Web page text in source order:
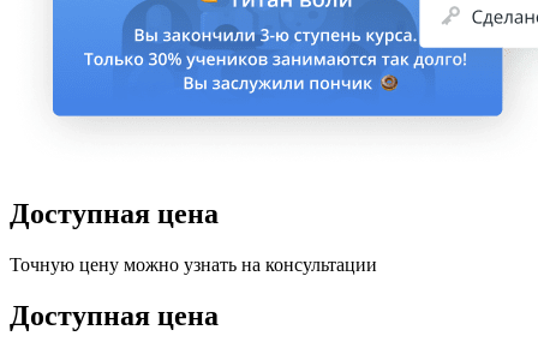
Доступная цена
Точную цену можно узнать на консультации
Доступная цена